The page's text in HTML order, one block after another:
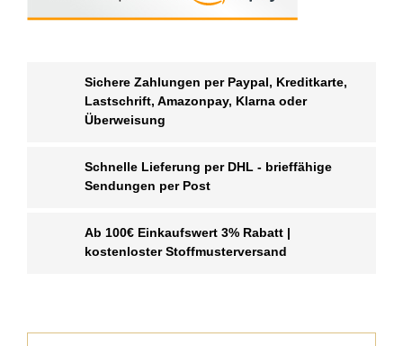
Sichere Zahlungen per Paypal, Kreditkarte,
Lastschrift, Amazonpay, Klarna oder
Überweisung
Schnelle Lieferung per DHL - brieffähige
Sendungen per Post
Ab 100€ Einkaufswert 3% Rabatt |
kostenloster Stoffmusterversand